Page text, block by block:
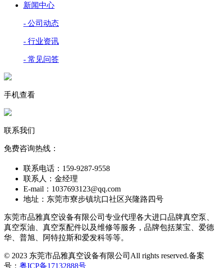
新闻中心
- 公司动态
- 行业资讯
- 常见问答
手机查看
联系我们
免费咨询热线：
联系电话：159-9287-9558
联系人：金经理
E-mail：1037693123@qq.com
地址：东莞市寮步镇坑口社区兴隆路四号
东莞市品雅真空设备有限公司专业代理各大进口品牌真空泵、
真空泵油、真空泵配件以及维修等服务，品牌包括莱宝、爱德
华、普旭、阿特拉斯和爱发科等等。
© 2023 东莞市品雅真空设备有限公司All rights reserved.备案
号： 粤ICP备17132888号